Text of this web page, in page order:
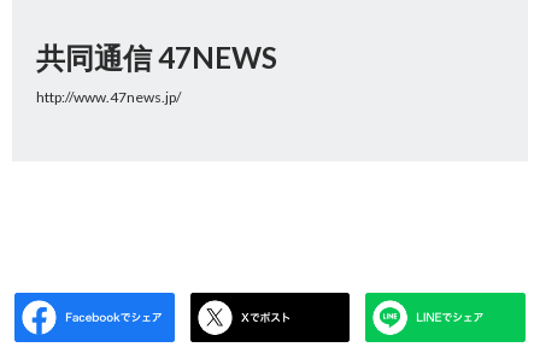
共同通信 47NEWS
http://www.47news.jp/